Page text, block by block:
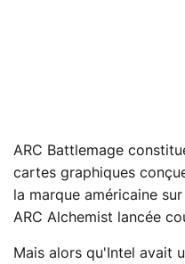
ARC Battlemage
cartes graphiques
la marque américaine
ARC Alchemist lancée
Mais alors qu'Intel avait